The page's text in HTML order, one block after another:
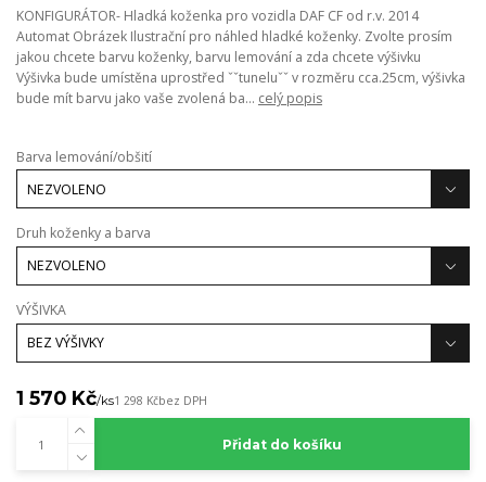
KONFIGURÁTOR- Hladká koženka pro vozidla DAF CF od r.v. 2014
Automat Obrázek Ilustrační pro náhled hladké koženky. Zvolte prosím
jakou chcete barvu koženky, barvu lemování a zda chcete výšivku
Výšivka bude umístěna uprostřed ˇˇtuneluˇˇ v rozměru cca.25cm, výšivka
bude mít barvu jako vaše zvolená ba... celý popis
Barva lemování/obšití
Druh koženky a barva
VÝŠIVKA
1 570 Kč/ks1 298 Kčbez DPH
Přidat do košíku